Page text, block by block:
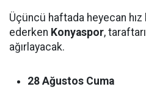
Üçüncü haftada heyecan
ederken Konyaspor,
ağırlayacak.
28 Ağustos Cuma